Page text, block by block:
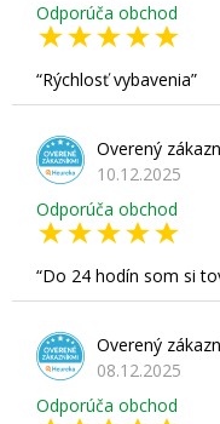
Odporúča obchod
Rýchlosť vybavenia
Overený
10.12.2025
Odporúča obchod
Do 24 hodín som si
Overený
08.12.2025
Odporúča obchod